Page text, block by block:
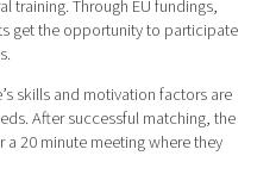
training. Through EU fundings,
get the opportunity to participate
skills and motivation factors are
After successful matching, the
20 minute meeting where they